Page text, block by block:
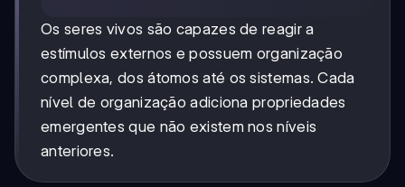
Os seres vivos são capazes de reagir a
estímulos externos e possuem organização
complexa, dos átomos até os sistemas. Cada
nível de organização adiciona propriedades
emergentes que não existem nos níveis
anteriores.